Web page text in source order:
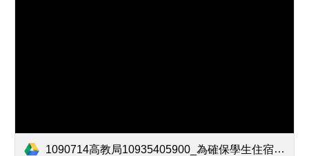
1090714高教局10935405900_為確保學生住宿安全，重申學生宿舍管理注意事項_1090710國教署10900772.pdf